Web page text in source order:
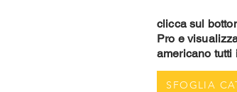
clicca sul
Pro e
americano tutti
SFOGLIA